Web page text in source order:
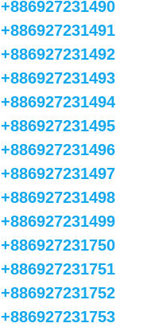
+886927231490
+886927231491
+886927231492
+886927231493
+886927231494
+886927231495
+886927231496
+886927231497
+886927231498
+886927231499
+886927231750
+886927231751
+886927231752
+886927231753